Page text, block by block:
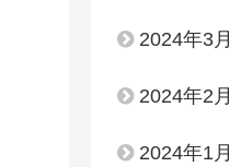
2024年3月
2024年2月
2024年1月